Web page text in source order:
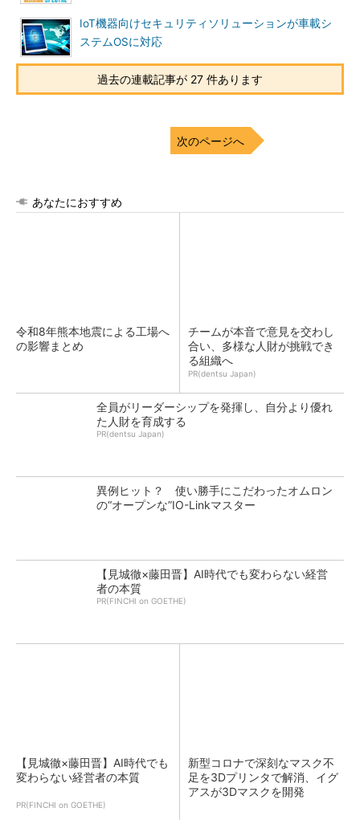
IoT機器向けセキュリティソリューションが車載シ
ステムOSに対応
過去の連載記事が 27 件あります
次のページへ
あなたにおすすめ
令和8年熊本地震による工場へ
の影響まとめ
チームが本音で意見を交わし
合い、多様な人財が挑戦でき
る組織へ
PR(dentsu Japan)
全員がリーダーシップを発揮し、自分より優れ
た人財を育成する
PR(dentsu Japan)
異例ヒット？ 使い勝手にこだわったオムロン
の“オープンな”IO-Linkマスター
【見城徹×藤田晋】AI時代でも変わらない経営
者の本質
PR(FINCHI on GOETHE)
【見城徹×藤田晋】AI時代でも
変わらない経営者の本質
PR(FINCHI on GOETHE)
新型コロナで深刻なマスク不
足を3Dプリンタで解消、イグ
アスが3Dマスクを開発